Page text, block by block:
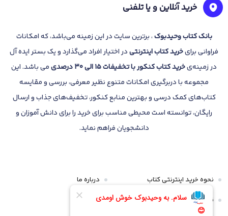
خرید آنلاین و یا تلفنی
بانککتاب وحیدبوک، برترین سایت در این زمینه می‌باشد، که امکانات
فراوانی برایخرید کتاباینترنتیدر اختیار افراد می‌گذارد و یک بستر ایده آل
در زمینه‌یخرید کتاب کنکور با تخفیفات 15 الی 30 درصدی
می باشد. این
مجموعه با دربرگیری امکانات متنوع نظیر معرفی، بررسی و مقایسه
کتاب‌های کمک درسی و بهترین منابع کنکور، تخفیف‌های جذاب و ارسال
رایگان، توانسته است محیطی مناسب برای خرید را برای دانش آموزان و
دانشجویان فراهم نماید.
نحوه خرید اینترنتی کتاب
قوانین و مقررات
درباره ما
تماس با ما